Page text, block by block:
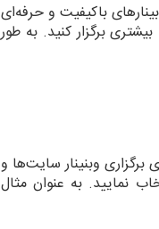
باکیفیت و حرفه‌ای
برگزار کنید. به طور
برگزاری وبنینار سایت‌ها و
نمایید. به عنوان مثال